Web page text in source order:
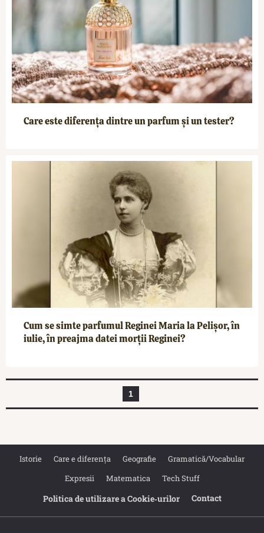
Care este diferența dintre un parfum și un tester?
Cum se simte parfumul Reginei Maria la Pelișor, în
iulie, în preajma datei morții Reginei?
1
Istorie Care e diferența Geografie
Gramatică/Vocabular
Expresii
Matematica Tech Stuff
Politica de utilizare a Cookie‐urilor Contact